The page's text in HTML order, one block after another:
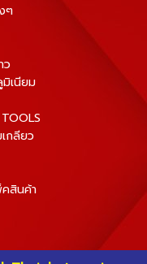
ๆ
ว
เนียม
กลียว
สินค้า